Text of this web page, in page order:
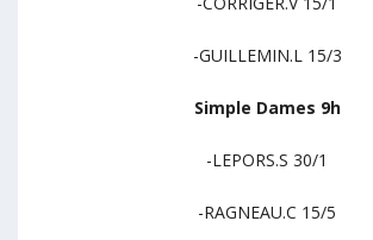
-GUILLEMIN.L 15/3
Simple Dames 9h
-LEPORS.S 30/1
-RAGNEAU.C 15/5